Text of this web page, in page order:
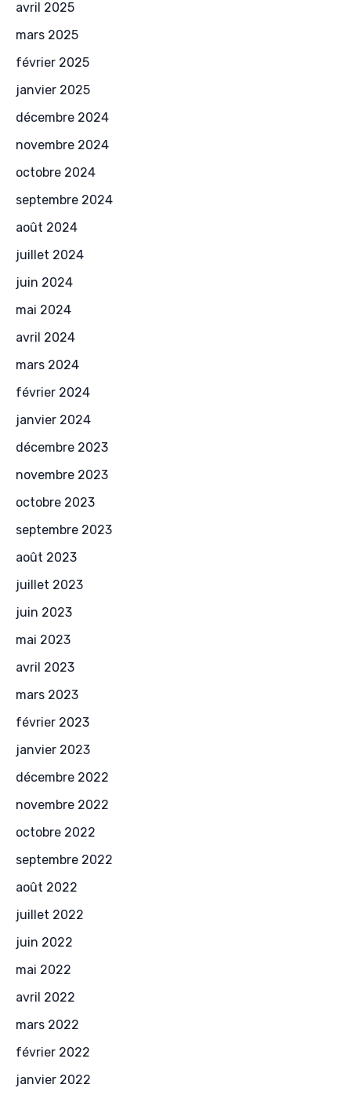
avril 2025
mars 2025
février 2025
janvier 2025
décembre 2024
novembre 2024
octobre 2024
septembre 2024
août 2024
juillet 2024
juin 2024
mai 2024
avril 2024
mars 2024
février 2024
janvier 2024
décembre 2023
novembre 2023
octobre 2023
septembre 2023
août 2023
juillet 2023
juin 2023
mai 2023
avril 2023
mars 2023
février 2023
janvier 2023
décembre 2022
novembre 2022
octobre 2022
septembre 2022
août 2022
juillet 2022
juin 2022
mai 2022
avril 2022
mars 2022
février 2022
janvier 2022